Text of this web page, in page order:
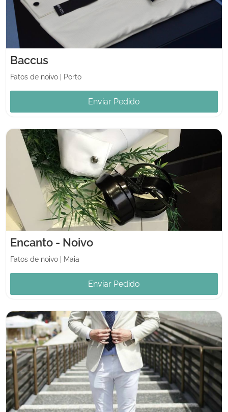
Baccus
Fatos de noivo Porto
Enviar Pedido
Encanto - Noivo
Fatos de noivo Maia
Enviar Pedido